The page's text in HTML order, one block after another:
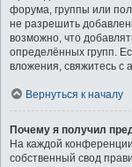
форума, группы или
не разрешить
возможно, что
определённых групп.
вложения, свяжитесь с
Вернуться к началу
Почему я получил
На каждой
собственный свод